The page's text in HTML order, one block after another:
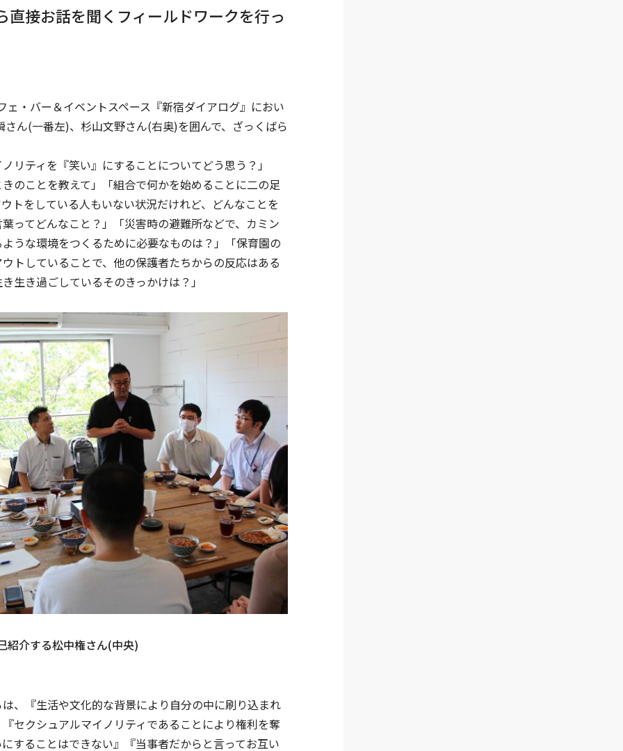
直接お話を聞くフィールドワークを行っ
ェ・バー＆イベントスペース『新宿ダイアログ』におい
ん(一番左)、杉山文野さん(右奥)を囲んで、ざっくばら
リティを『笑い』にすることについてどう思う？」
のことを教えて」「組合で何かを始めることに二の足
トをしている人もいない状況だけれど、どんなことを
ってどんなこと？」「災害時の避難所などで、カミン
うな環境をつくるために必要なものは？」「保育園の
トしていることで、他の保護者たちからの反応はある
生き過ごしているそのきっかけは？」
紹介する松中権さん(中央)
、『生活や文化的な背景により自分の中に刷り込まれ
セクシュアルマイノリティであることにより権利を奪
することはできない』『当事者だからと言ってお互い